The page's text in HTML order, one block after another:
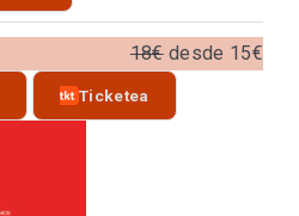
18€desde 15€
Ticketea